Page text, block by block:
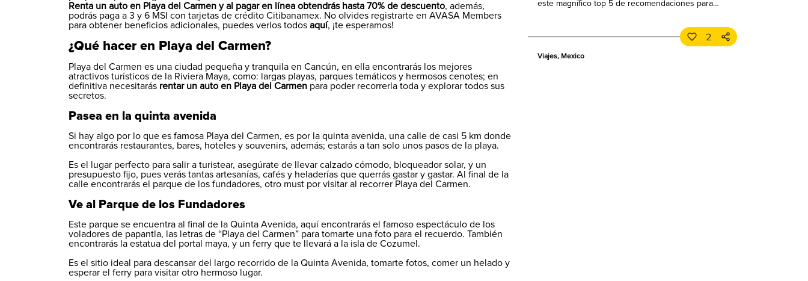
Renta un auto en Playa del Carmen y al pagar en línea obtendrás hasta 70% de descuento, además,
podrás paga a 3 y 6 MSI con tarjetas de crédito Citibanamex. No olvides registrarte en AVASA Members
para obtener beneficios adicionales, puedes verlos todos aquí, ¡te esperamos!
¿Qué hacer en Playa del Carmen?
Playa del Carmen es una ciudad pequeña y tranquila en Cancún, en ella encontrarás los mejores
atractivos turísticos de la Riviera Maya, como: largas playas, parques temáticos y hermosos cenotes; en
definitiva necesitarás rentar un auto en Playa del Carmen para poder recorrerla toda y explorar todos sus
secretos.
Pasea en la quinta avenida
Si hay algo por lo que es famosa Playa del Carmen, es por la quinta avenida, una calle de casi 5 km donde
encontrarás restaurantes, bares, hoteles y souvenirs, además; estarás a tan solo unos pasos de la playa.
Es el lugar perfecto para salir a turistear, asegúrate de llevar calzado cómodo, bloqueador solar, y un
presupuesto fijo, pues verás tantas artesanías, cafés y heladerías que querrás gastar y gastar. Al final de la
calle encontrarás el parque de los fundadores, otro must por visitar al recorrer Playa del Carmen.
Ve al Parque de los Fundadores
Este parque se encuentra al final de la Quinta Avenida, aquí encontrarás el famoso espectáculo de los
voladores de papantla, las letras de “Playa del Carmen” para tomarte una foto para el recuerdo. También
encontrarás la estatua del portal maya, y un ferry que te llevará a la isla de Cozumel.
Es el sitio ideal para descansar del largo recorrido de la Quinta Avenida, tomarte fotos, comer un helado y
esperar el ferry para visitar otro hermoso lugar.
este magnífico top 5 de recomendaciones para
2
Viajes, Mexico